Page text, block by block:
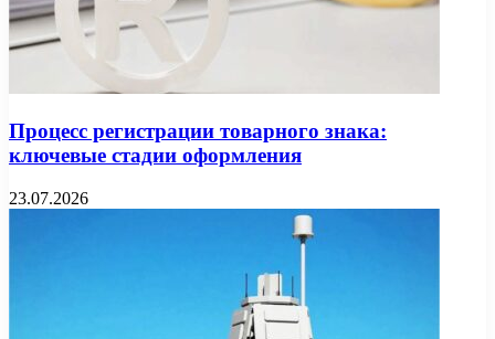
Процесс регистрации товарного знака:
ключевые стадии оформления
23.07.2026